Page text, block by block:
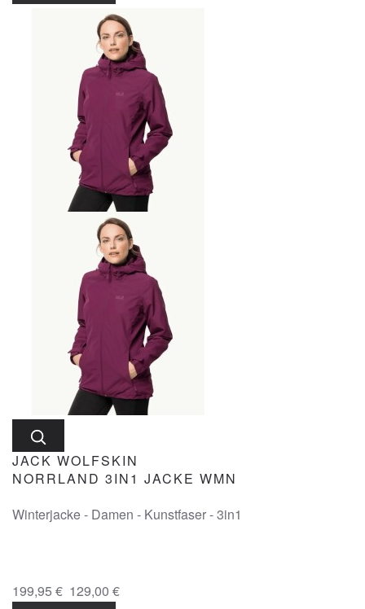
JACK WOLFSKIN
NORRLAND 3IN1 JACKE WMN
Winterjacke - Damen - Kunstfaser - 3in1
199,95 € 129,00 €